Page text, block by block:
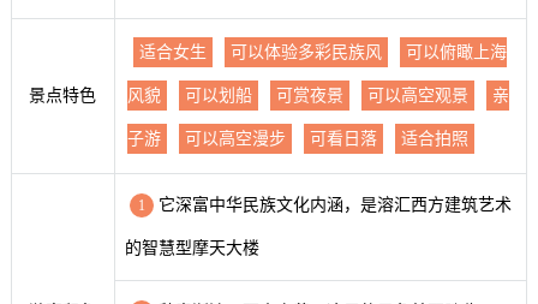
景点特色
适合女生 可以体验多彩民族风 可以俯瞰上海
风貌 可以划船 可赏夜景 可以高空观景 亲
子游 可以高空漫步 可看日落 适合拍照
1 它深富中华民族文化内涵，是溶汇西方建筑艺术
的智慧型摩天大楼